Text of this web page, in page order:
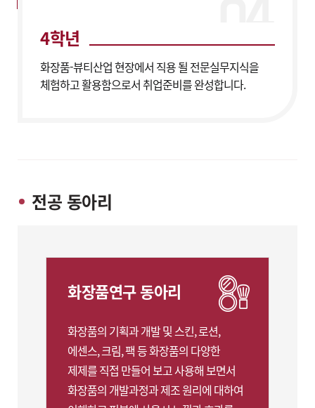
4학년
화장품-뷰티산업 현장에서 직용 될 전문실무지식을
체험하고 활용함으로서 취업준비를 완성합니다.
전공 동아리
화장품연구 동아리
화장품의 기획과 개발 및 스킨, 로션,
에센스, 크림, 팩 등 화장품의 다양한
제제를 직접 만들어 보고 사용해 보면서
화장품의 개발과정과 제조 원리에 대하여